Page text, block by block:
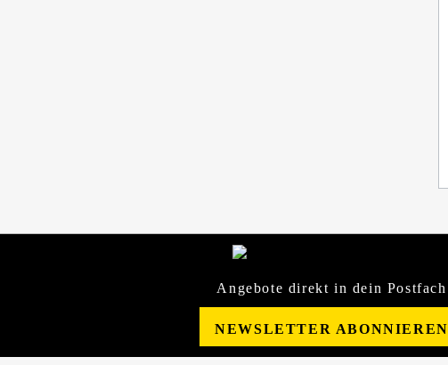
Angebote direkt in dein Postfach
NEWSLETTER ABONNIEREN